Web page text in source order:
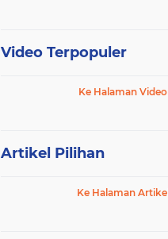
Video Terpopuler
Ke Halaman Video
Artikel Pilihan
Ke Halaman Artikel